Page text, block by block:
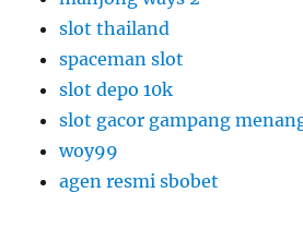
slot thailand
spaceman slot
slot depo 10k
slot gacor gampang
woy99
agen resmi sbobet